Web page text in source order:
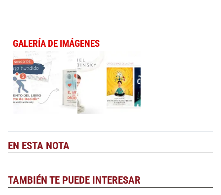
GALERÍA DE IMÁGENES
EN ESTA NOTA
TAMBIÉN TE PUEDE INTERESAR